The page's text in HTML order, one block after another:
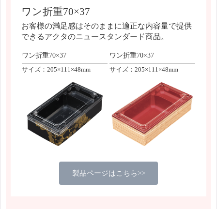
ワン折重70×37
お客様の満足感はそのままに適正な内容量で提供
できるアクタのニュースタンダード商品。
ワン折重70×37
サイズ：205×111×48mm
ワン折重70×37
サイズ：205×111×48mm
製品ページはこちら>>